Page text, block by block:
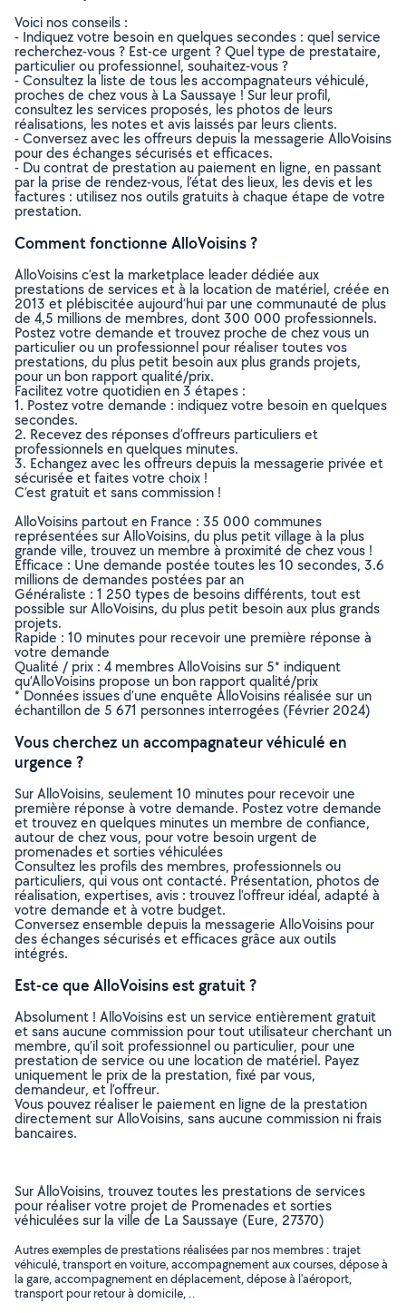
Voici nos conseils :
- Indiquez votre besoin en quelques secondes : quel service
recherchez-vous ? Est-ce urgent ? Quel type de prestataire,
particulier ou professionnel, souhaitez-vous ?
- Consultez la liste de tous les accompagnateurs véhiculé,
proches de chez vous à La Saussaye ! Sur leur profil,
consultez les services proposés, les photos de leurs
réalisations, les notes et avis laissés par leurs clients.
- Conversez avec les offreurs depuis la messagerie AlloVoisins
pour des échanges sécurisés et efficaces.
- Du contrat de prestation au paiement en ligne, en passant
par la prise de rendez-vous, l’état des lieux, les devis et les
factures : utilisez nos outils gratuits à chaque étape de votre
prestation.
Comment fonctionne AlloVoisins ?
AlloVoisins c’est la marketplace leader dédiée aux
prestations de services et à la location de matériel, créée en
2013 et plébiscitée aujourd’hui par une communauté de plus
de 4,5 millions de membres, dont 300 000 professionnels.
Postez votre demande et trouvez proche de chez vous un
particulier ou un professionnel pour réaliser toutes vos
prestations, du plus petit besoin aux plus grands projets,
pour un bon rapport qualité/prix.
Facilitez votre quotidien en 3 étapes :
1. Postez votre demande : indiquez votre besoin en quelques
secondes.
2. Recevez des réponses d’offreurs particuliers et
professionnels en quelques minutes.
3. Echangez avec les offreurs depuis la messagerie privée et
sécurisée et faites votre choix !
C’est gratuit et sans commission !
AlloVoisins partout en France : 35 000 communes
représentées sur AlloVoisins, du plus petit village à la plus
grande ville, trouvez un membre à proximité de chez vous !
Efficace : Une demande postée toutes les 10 secondes, 3.6
millions de demandes postées par an
Généraliste : 1 250 types de besoins différents, tout est
possible sur AlloVoisins, du plus petit besoin aux plus grands
projets.
Rapide : 10 minutes pour recevoir une première réponse à
votre demande
Qualité / prix : 4 membres AlloVoisins sur 5* indiquent
qu’AlloVoisins propose un bon rapport qualité/prix
* Données issues d’une enquête AlloVoisins réalisée sur un
échantillon de 5 671 personnes interrogées (Février 2024)
Vous cherchez un accompagnateur véhiculé en
urgence ?
Sur AlloVoisins, seulement 10 minutes pour recevoir une
première réponse à votre demande. Postez votre demande
et trouvez en quelques minutes un membre de confiance,
autour de chez vous, pour votre besoin urgent de
promenades et sorties véhiculées
Consultez les profils des membres, professionnels ou
particuliers, qui vous ont contacté. Présentation, photos de
réalisation, expertises, avis : trouvez l'offreur idéal, adapté à
votre demande et à votre budget.
Conversez ensemble depuis la messagerie AlloVoisins pour
des échanges sécurisés et efficaces grâce aux outils
intégrés.
Est-ce que AlloVoisins est gratuit ?
Absolument ! AlloVoisins est un service entièrement gratuit
et sans aucune commission pour tout utilisateur cherchant un
membre, qu’il soit professionnel ou particulier, pour une
prestation de service ou une location de matériel. Payez
uniquement le prix de la prestation, fixé par vous,
demandeur, et l’offreur.
Vous pouvez réaliser le paiement en ligne de la prestation
directement sur AlloVoisins, sans aucune commission ni frais
bancaires.
Sur AlloVoisins, trouvez toutes les prestations de services
pour réaliser votre projet de Promenades et sorties
véhiculées sur la ville de La Saussaye (Eure, 27370)
Autres exemples de prestations réalisées par nos membres : trajet
véhiculé, transport en voiture, accompagnement aux courses, dépose à
la gare, accompagnement en déplacement, dépose à l'aéroport,
transport pour retour à domicile, ..